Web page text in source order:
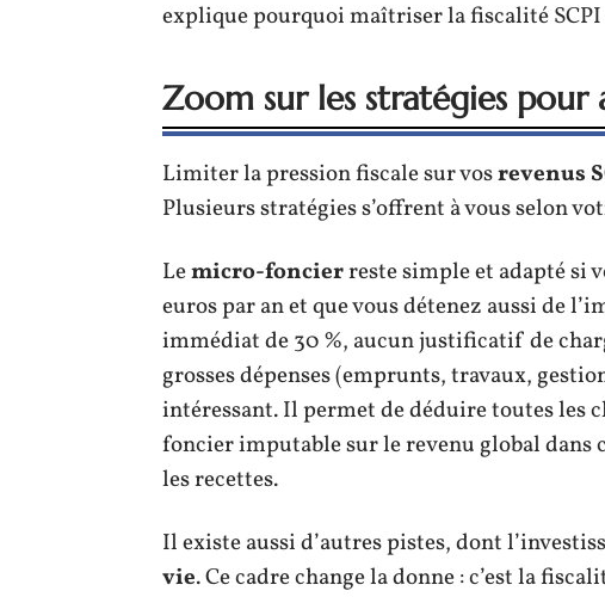
explique pourquoi maîtriser la fiscalité
Zoom sur les stratégies pour
Limiter la pression fiscale sur vosrevenus
Plusieurs stratégies s’offrent à vous selon
Lemicro-foncierreste simple et adapté si
euros par an et que vous détenez aussi de
immédiat de 30 %, aucun justificatif de
grosses dépenses (emprunts, travaux,
intéressant. Il permet de déduire toutes les
foncier imputable sur le revenu global dans
les recettes.
Il existe aussi d’autres pistes, dont
vie. Ce cadre change la donne : c’est la